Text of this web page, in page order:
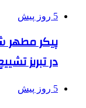
5 روز پیش
پیکر مطهر
در تبریز
5 روز پیش